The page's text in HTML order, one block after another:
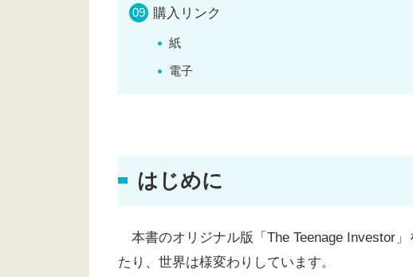
購入リンク
紙
電子
はじめに
本書のオリジナル版「The Teenage Investor
たり、世界は様変わりしています。